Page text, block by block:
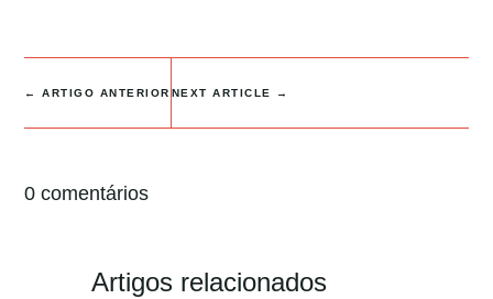
←ARTIGO ANTERIOR NEXT ARTICLE →
0 comentários
Artigos relacionados